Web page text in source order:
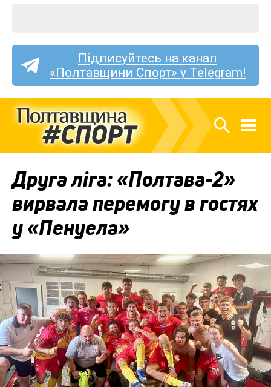
Підписуйтесь на канал
«Полтавщини Спорт» у Telegram!
Друга ліга: «Полтава-2»
вирвала перемогу в гостях
у «Пенуела»